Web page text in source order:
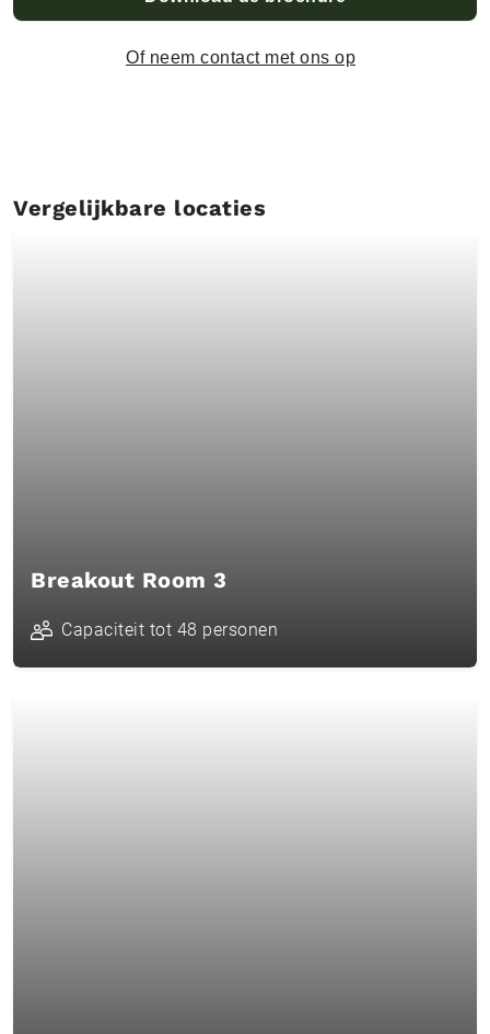
Of neem contact met ons op
Vergelijkbare locaties
Breakout Room 3
Capaciteit tot 48 personen